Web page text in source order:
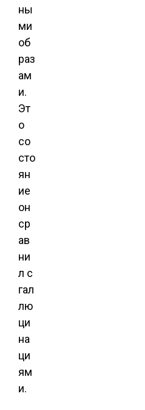
ны
ми
об
раз
ам
и.
Эт
о
со
сто
ян
ие
он
ср
ав
ни
л с
гал
лю
ци
на
ци
ям
и.